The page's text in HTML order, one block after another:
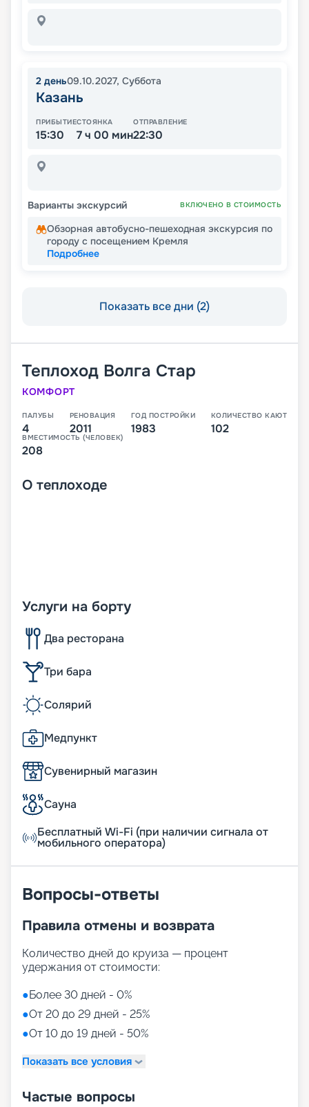
2 день09.10.2027, Суббота
Казань
ПРИБЫТИЕ
15:30
СТОЯНКА
7 ч 00 мин
ОТПРАВЛЕНИЕ
22:30
Варианты экскурсий ВКЛЮЧЕНО В СТОИМОСТЬ
Обзорная автобусно-пешеходная экскурсия по
городу с посещением Кремля
Подробнее
Показать все дни (2)
Теплоход Волга Стар
КОМФОРТ
ПАЛУБЫ
4
РЕНОВАЦИЯ
2011
ГОД ПОСТРОЙКИ
1983
КОЛИЧЕСТВО КАЮТ
102
ВМЕСТИМОСТЬ (ЧЕЛОВЕК)
208
О теплоходе
Услуги на борту
Два ресторана
Три бара
Солярий
Медпункт
Сувенирный магазин
Сауна
Бесплатный Wi-Fi (при наличии сигнала от
мобильного оператора)
Вопросы-ответы
Правила отмены и возврата
Количество дней до круиза — процент
удержания от стоимости:
●Более 30 дней - 0%
●От 20 до 29 дней - 25%
●От 10 до 19 дней - 50%
Показать все условия
Частые вопросы